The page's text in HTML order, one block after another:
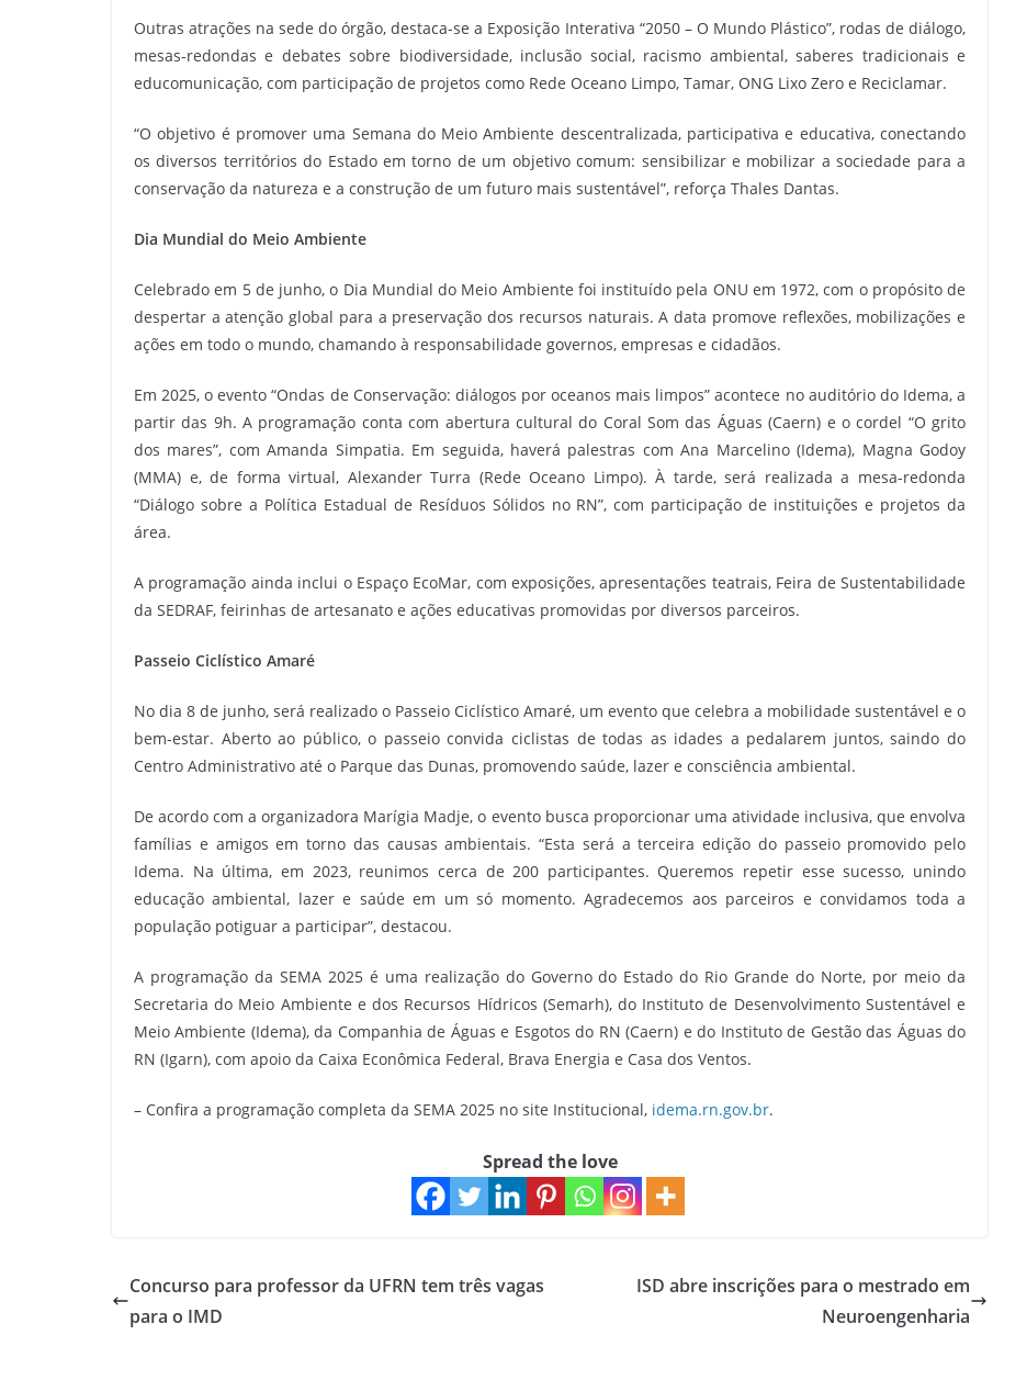
Outras atrações na sede do órgão, destaca-se a Exposição Interativa “2050 – O Mundo Plástico”, rodas de diálogo,
mesas-redondas e debates sobre biodiversidade, inclusão social, racismo ambiental, saberes tradicionais e
educomunicação, com participação de projetos como Rede Oceano Limpo, Tamar, ONG Lixo Zero e Reciclamar.
“O objetivo é promover uma Semana do Meio Ambiente descentralizada, participativa e educativa, conectando
os diversos territórios do Estado em torno de um objetivo comum: sensibilizar e mobilizar a sociedade para a
conservação da natureza e a construção de um futuro mais sustentável”, reforça Thales Dantas.
Dia Mundial do Meio Ambiente
Celebrado em 5 de junho, o Dia Mundial do Meio Ambiente foi instituído pela ONU em 1972, com o propósito de
despertar a atenção global para a preservação dos recursos naturais. A data promove reflexões, mobilizações e
ações em todo o mundo, chamando à responsabilidade governos, empresas e cidadãos.
Em 2025, o evento “Ondas de Conservação: diálogos por oceanos mais limpos” acontece no auditório do Idema, a
partir das 9h. A programação conta com abertura cultural do Coral Som das Águas (Caern) e o cordel “O grito
dos mares”, com Amanda Simpatia. Em seguida, haverá palestras com Ana Marcelino (Idema), Magna Godoy
(MMA) e, de forma virtual, Alexander Turra (Rede Oceano Limpo). À tarde, será realizada a mesa-redonda
“Diálogo sobre a Política Estadual de Resíduos Sólidos no RN”, com participação de instituições e projetos da
área.
A programação ainda inclui o Espaço EcoMar, com exposições, apresentações teatrais, Feira de Sustentabilidade
da SEDRAF, feirinhas de artesanato e ações educativas promovidas por diversos parceiros.
Passeio Ciclístico Amaré
No dia 8 de junho, será realizado o Passeio Ciclístico Amaré, um evento que celebra a mobilidade sustentável e o
bem-estar. Aberto ao público, o passeio convida ciclistas de todas as idades a pedalarem juntos, saindo do
Centro Administrativo até o Parque das Dunas, promovendo saúde, lazer e consciência ambiental.
De acordo com a organizadora Marígia Madje, o evento busca proporcionar uma atividade inclusiva, que envolva
famílias e amigos em torno das causas ambientais. “Esta será a terceira edição do passeio promovido pelo
Idema. Na última, em 2023, reunimos cerca de 200 participantes. Queremos repetir esse sucesso, unindo
educação ambiental, lazer e saúde em um só momento. Agradecemos aos parceiros e convidamos toda a
população potiguar a participar”, destacou.
A programação da SEMA 2025 é uma realização do Governo do Estado do Rio Grande do Norte, por meio da
Secretaria do Meio Ambiente e dos Recursos Hídricos (Semarh), do Instituto de Desenvolvimento Sustentável e
Meio Ambiente (Idema), da Companhia de Águas e Esgotos do RN (Caern) e do Instituto de Gestão das Águas do
RN (Igarn), com apoio da Caixa Econômica Federal, Brava Energia e Casa dos Ventos.
– Confira a programação completa da SEMA 2025 no site Institucional, idema.rn.gov.br.
Spread the love
Concurso para professor da UFRN tem três vagas
para o IMD
ISD abre inscrições para o mestrado em
Neuroengenharia